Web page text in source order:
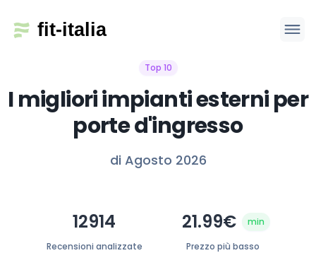
Top 10
I migliori impianti esterni per
porte d'ingresso
di Agosto 2026
12914
Recensioni analizzate
21.99€ min
Prezzo più basso